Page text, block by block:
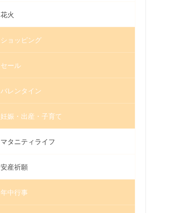
花火
ショッピング
セール
バレンタイン
妊娠・出産・子育て
マタニティライフ
安産祈願
年中行事